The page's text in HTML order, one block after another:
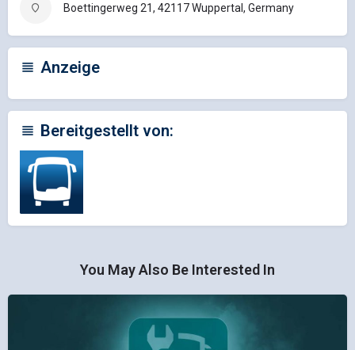
Boettingerweg 21, 42117 Wuppertal, Germany
Anzeige
Bereitgestellt von:
You May Also Be Interested In